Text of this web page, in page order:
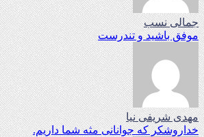
جمالی نسب
موفق باشید و تندرست
مهدی شریفی نیا
خداروشکر که جوانانی مثه شما داریم.